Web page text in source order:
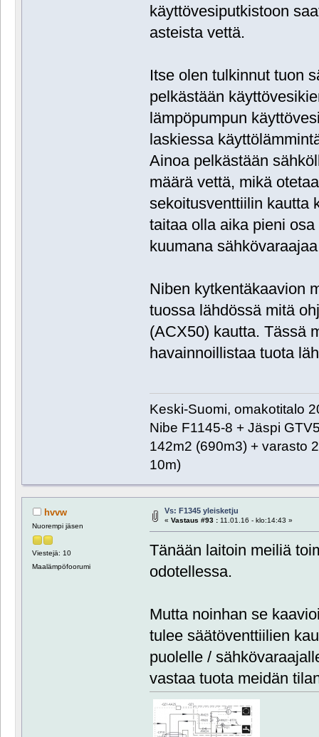
käyttövesiputkistoon
asteista vettä.
Itse olen tulkinnut tuon
pelkästään
lämpöpumpun
laskiessa
Ainoa pelkästään
määrä vettä, mikä
sekoitusventtiilin kautta
taitaa olla aika pieni
kuumana
Niben kytkentäkaavion
tuossa lähdössä mitä
(ACX50) kautta. Tässä
havainnoillistaa tuota
Keski-Suomi, omakotitalo
Nibe F1145-8 + Jäspi
142m2 (690m3) + varasto
10m)
hvvw
Nuorempi jäsen
Viestejä: 10
Maalämpöfoorumi
Vs: F1345 yleisketju
« Vastaus #93 :11.01.16 - klo:14:43 »
Tänään laitoin meiliä
odotellessa.
Mutta noinhan se
tulee säätöventtiilien
puolelle /
vastaa tuota meidän